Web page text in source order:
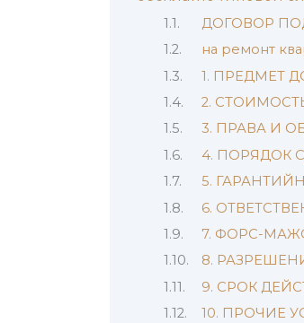
ДОГОВОР
на ремонт
1. ПРЕДМЕТ
2.
3. ПРАВА И
4. ПОРЯДОК
5.
6.
7. ФОРС-
8.
9. СРОК
10. ПРОЧИЕ